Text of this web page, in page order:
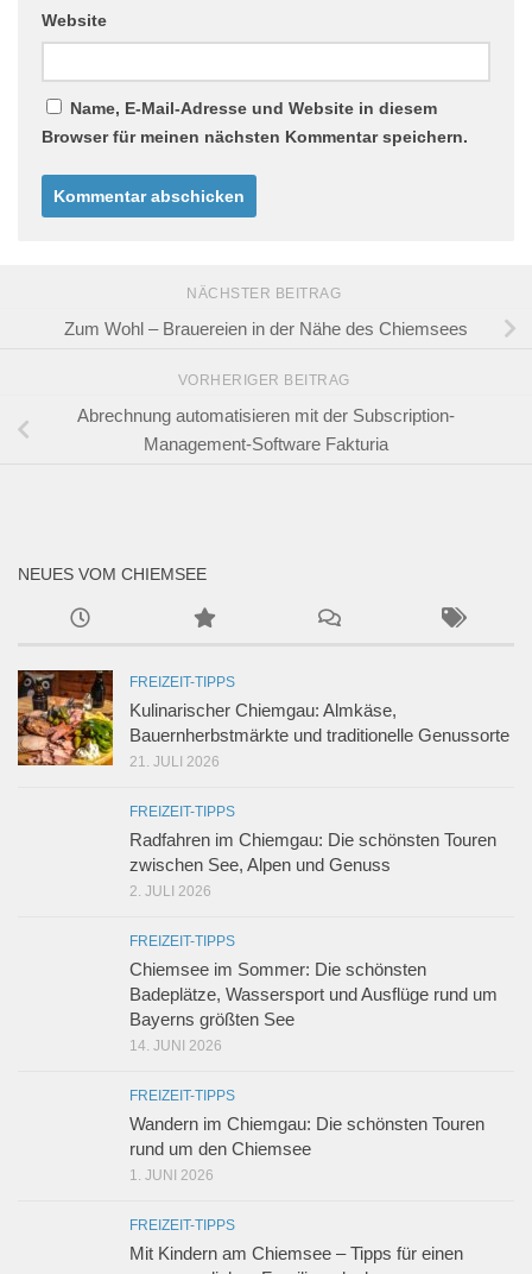
Website
Name, E-Mail-Adresse und Website in diesem
Browser für meinen nächsten Kommentar speichern.
NÄCHSTER BEITRAG
Zum Wohl – Brauereien in der Nähe des Chiemsees
VORHERIGER BEITRAG
Abrechnung automatisieren mit der Subscription-
Management-Software Fakturia
NEUES VOM CHIEMSEE
FREIZEIT-TIPPS
Kulinarischer Chiemgau: Almkäse,
Bauernherbstmärkte und traditionelle Genussorte
21. JULI 2026
FREIZEIT-TIPPS
Radfahren im Chiemgau: Die schönsten Touren
zwischen See, Alpen und Genuss
2. JULI 2026
FREIZEIT-TIPPS
Chiemsee im Sommer: Die schönsten
Badeplätze, Wassersport und Ausflüge rund um
Bayerns größten See
14. JUNI 2026
FREIZEIT-TIPPS
Wandern im Chiemgau: Die schönsten Touren
rund um den Chiemsee
1. JUNI 2026
FREIZEIT-TIPPS
Mit Kindern am Chiemsee – Tipps für einen